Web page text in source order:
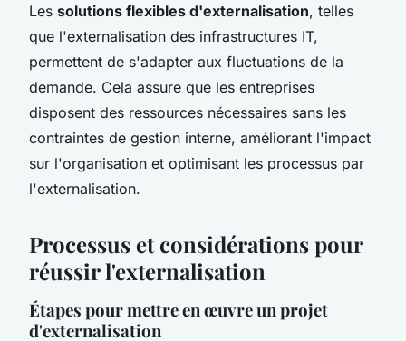
Les solutions flexibles d'externalisation, telles
que l'externalisation des infrastructures IT,
permettent de s'adapter aux fluctuations de la
demande. Cela assure que les entreprises
disposent des ressources nécessaires sans les
contraintes de gestion interne, améliorant l'impact
sur l'organisation et optimisant les processus par
l'externalisation.
Processus et considérations pour
réussir l'externalisation
Étapes pour mettre en œuvre un projet
d'externalisation